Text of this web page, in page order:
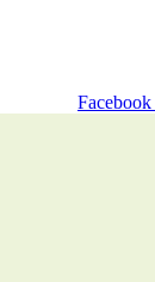
Facebook